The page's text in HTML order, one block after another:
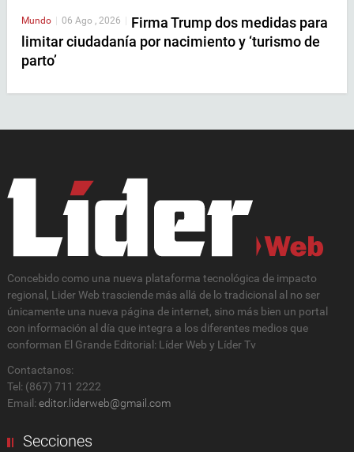
Mundo 06 Ago , 2026
Firma Trump dos medidas para
limitar ciudadanía por nacimiento y ‘turismo de
parto’
Concebido como una nueva plataforma tecnológica de impacto
regional, Lider Web trasciende más allá de lo tradicional al no ser
únicamente una nueva página de internet, sino más bien un portal
con información al día que integra a los diferentes medios que
conforman El Grande Editorial: Líder Web y Líder Tv
Contactanos:
Tel: (867) 711 2222
Email: editor.liderweb@gmail.com
Secciones